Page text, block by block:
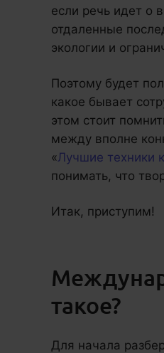
если речь идет о
отдаленные
экологии и
Поэтому будет
какое бывает
этом стоит
между вполне
«Лучшие техники
понимать, что
Итак, приступим!
такое?
Для начала